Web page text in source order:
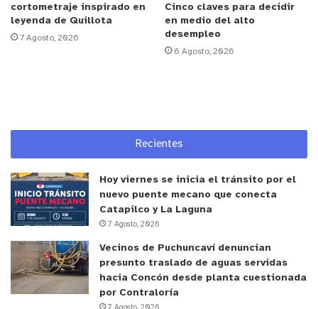
Cabe destacar que las nuevas dependencias, que a
futuro puede contemplar la presencia tanto de
pacientes institucionales como de Pensionado,
Para ello se dispone de un equipo liderado por el
Dr. Rodrigo Sandoval Pooley, Jefe de Servicio, y la
Enfermera Supervisora Daniela Vidal Cortés.
enfermería, 2 Técnicos de Enfermería de Nivel
Superior, un tercer técnico en horario hábil, un
auxiliar de servicio y el apoyo del personal de aseo.
cortometraje inspirado en
leyenda de Quillota
7 Agosto, 2026
Cinco claves para decidir
en medio del alto
desempleo
6 Agosto, 2026
Recientes
Hoy viernes se inicia el tránsito por el
nuevo puente mecano que conecta
Catapilco y La Laguna
7 Agosto, 2026
Vecinos de Puchuncaví denuncian
presunto traslado de aguas servidas
hacia Concón desde planta cuestionada
por Contraloría